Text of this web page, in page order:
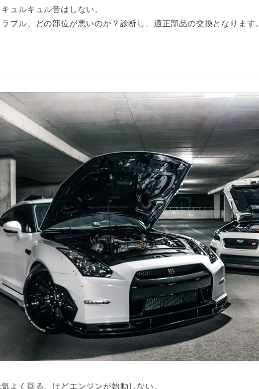
ュルキュル音はしない。
ブル、どの部位が悪いのか？診断し、適正部品の交換となります。
よく回る。けどエンジンが始動しない。